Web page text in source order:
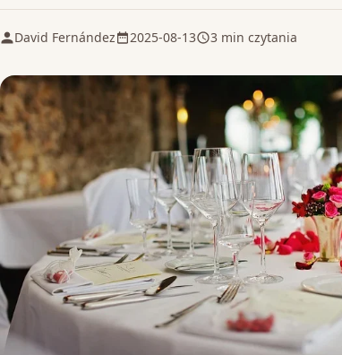
David Fernández 2025-08-13 3 min czytania